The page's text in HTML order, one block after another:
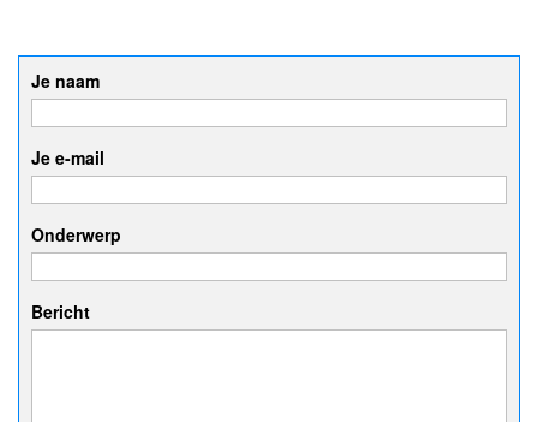
Je naam
Je e-mail
Onderwerp
Bericht